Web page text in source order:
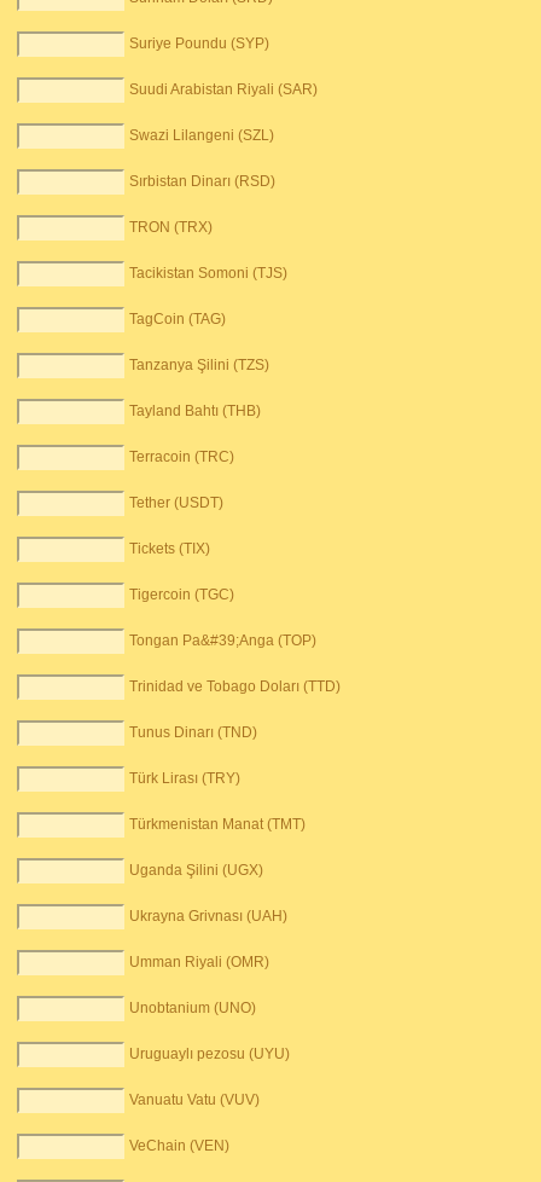
Suriye Poundu (SYP)
Suudi Arabistan Riyali (SAR)
Swazi Lilangeni (SZL)
Sırbistan Dinarı (RSD)
TRON (TRX)
Tacikistan Somoni (TJS)
TagCoin (TAG)
Tanzanya Şilini (TZS)
Tayland Bahtı (THB)
Terracoin (TRC)
Tether (USDT)
Tickets (TIX)
Tigercoin (TGC)
Tongan Pa&#39;Anga (TOP)
Trinidad ve Tobago Doları (TTD)
Tunus Dinarı (TND)
Türk Lirası (TRY)
Türkmenistan Manat (TMT)
Uganda Şilini (UGX)
Ukrayna Grivnası (UAH)
Umman Riyali (OMR)
Unobtanium (UNO)
Uruguaylı pezosu (UYU)
Vanuatu Vatu (VUV)
VeChain (VEN)